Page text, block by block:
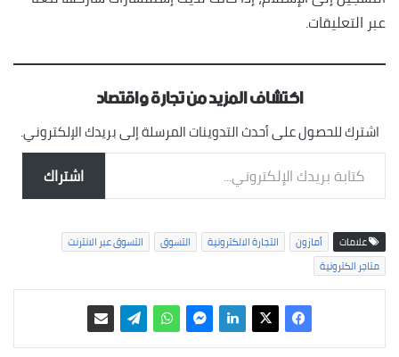
عبر التعليقات.
اكتشاف المزيد من تجارة واقتصاد
اشترك للحصول على أحدث التدوينات المرسلة إلى بريدك الإلكتروني.
كتابة بريدك الإلكتروني...
اشتراك
علامات أمازون التجارة الالكترونية التسوق
التسوق عبر الانترنت
متاجر الكترونية